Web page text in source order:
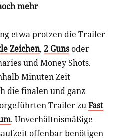
mehr
etwa protzen die Trailer
Zeichen, 2 Gunsoder
und Money Shots.
Minuten Zeit
die finalen und ganz
Trailer zuFast
. Unverhältnismäßige
offenbar benötigen